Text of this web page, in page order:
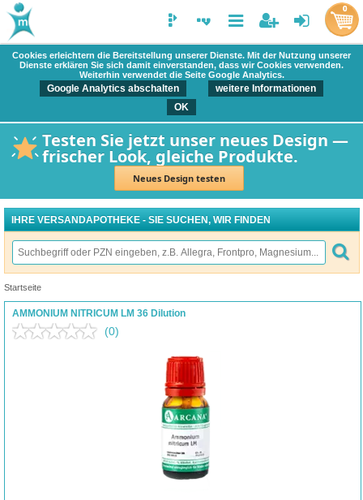
Cookies erleichtern die Bereitstellung unserer Dienste. Mit der Nutzung unserer
Dienste erklären Sie sich damit einverstanden, dass wir Cookies verwenden.
Weiterhin verwendet die Seite Google Analytics.
Google Analytics abschalten
weitere Informationen
OK
Testen Sie jetzt unser neues Design —
frischer Look, gleiche Produkte.
Neues Design testen
0
IHRE VERSANDAPOTHEKE - SIE SUCHEN, WIR FINDEN
Startseite
AMMONIUM NITRICUM LM 36 Dilution
(0)